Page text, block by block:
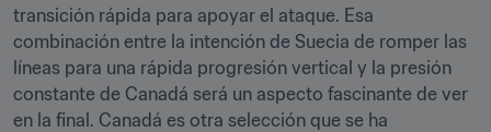
transición rápida para apoyar el ataque. Esa
combinación entre la intención de Suecia de romper las
líneas para una rápida progresión vertical y la presión
constante de Canadá será un aspecto fascinante de ver
en la final. Canadá es otra selección que se ha